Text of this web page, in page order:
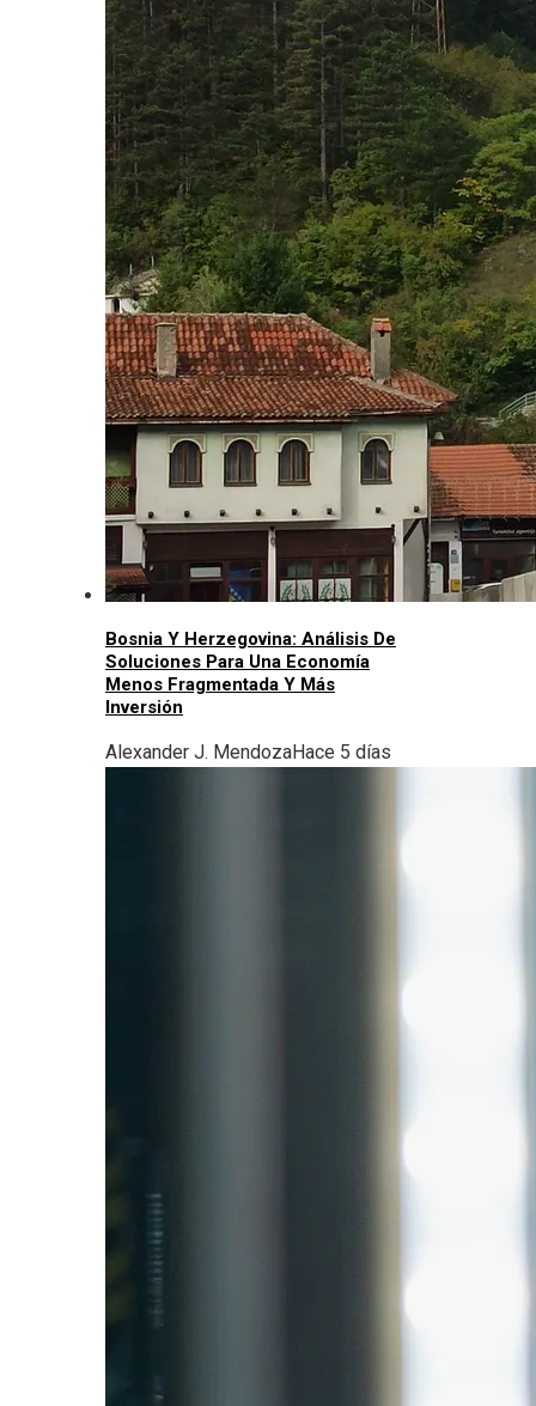
Bosnia Y Herzegovina: Análisis De
Soluciones Para Una Economía
Menos Fragmentada Y Más
Inversión
Alexander J. MendozaHace 5 días